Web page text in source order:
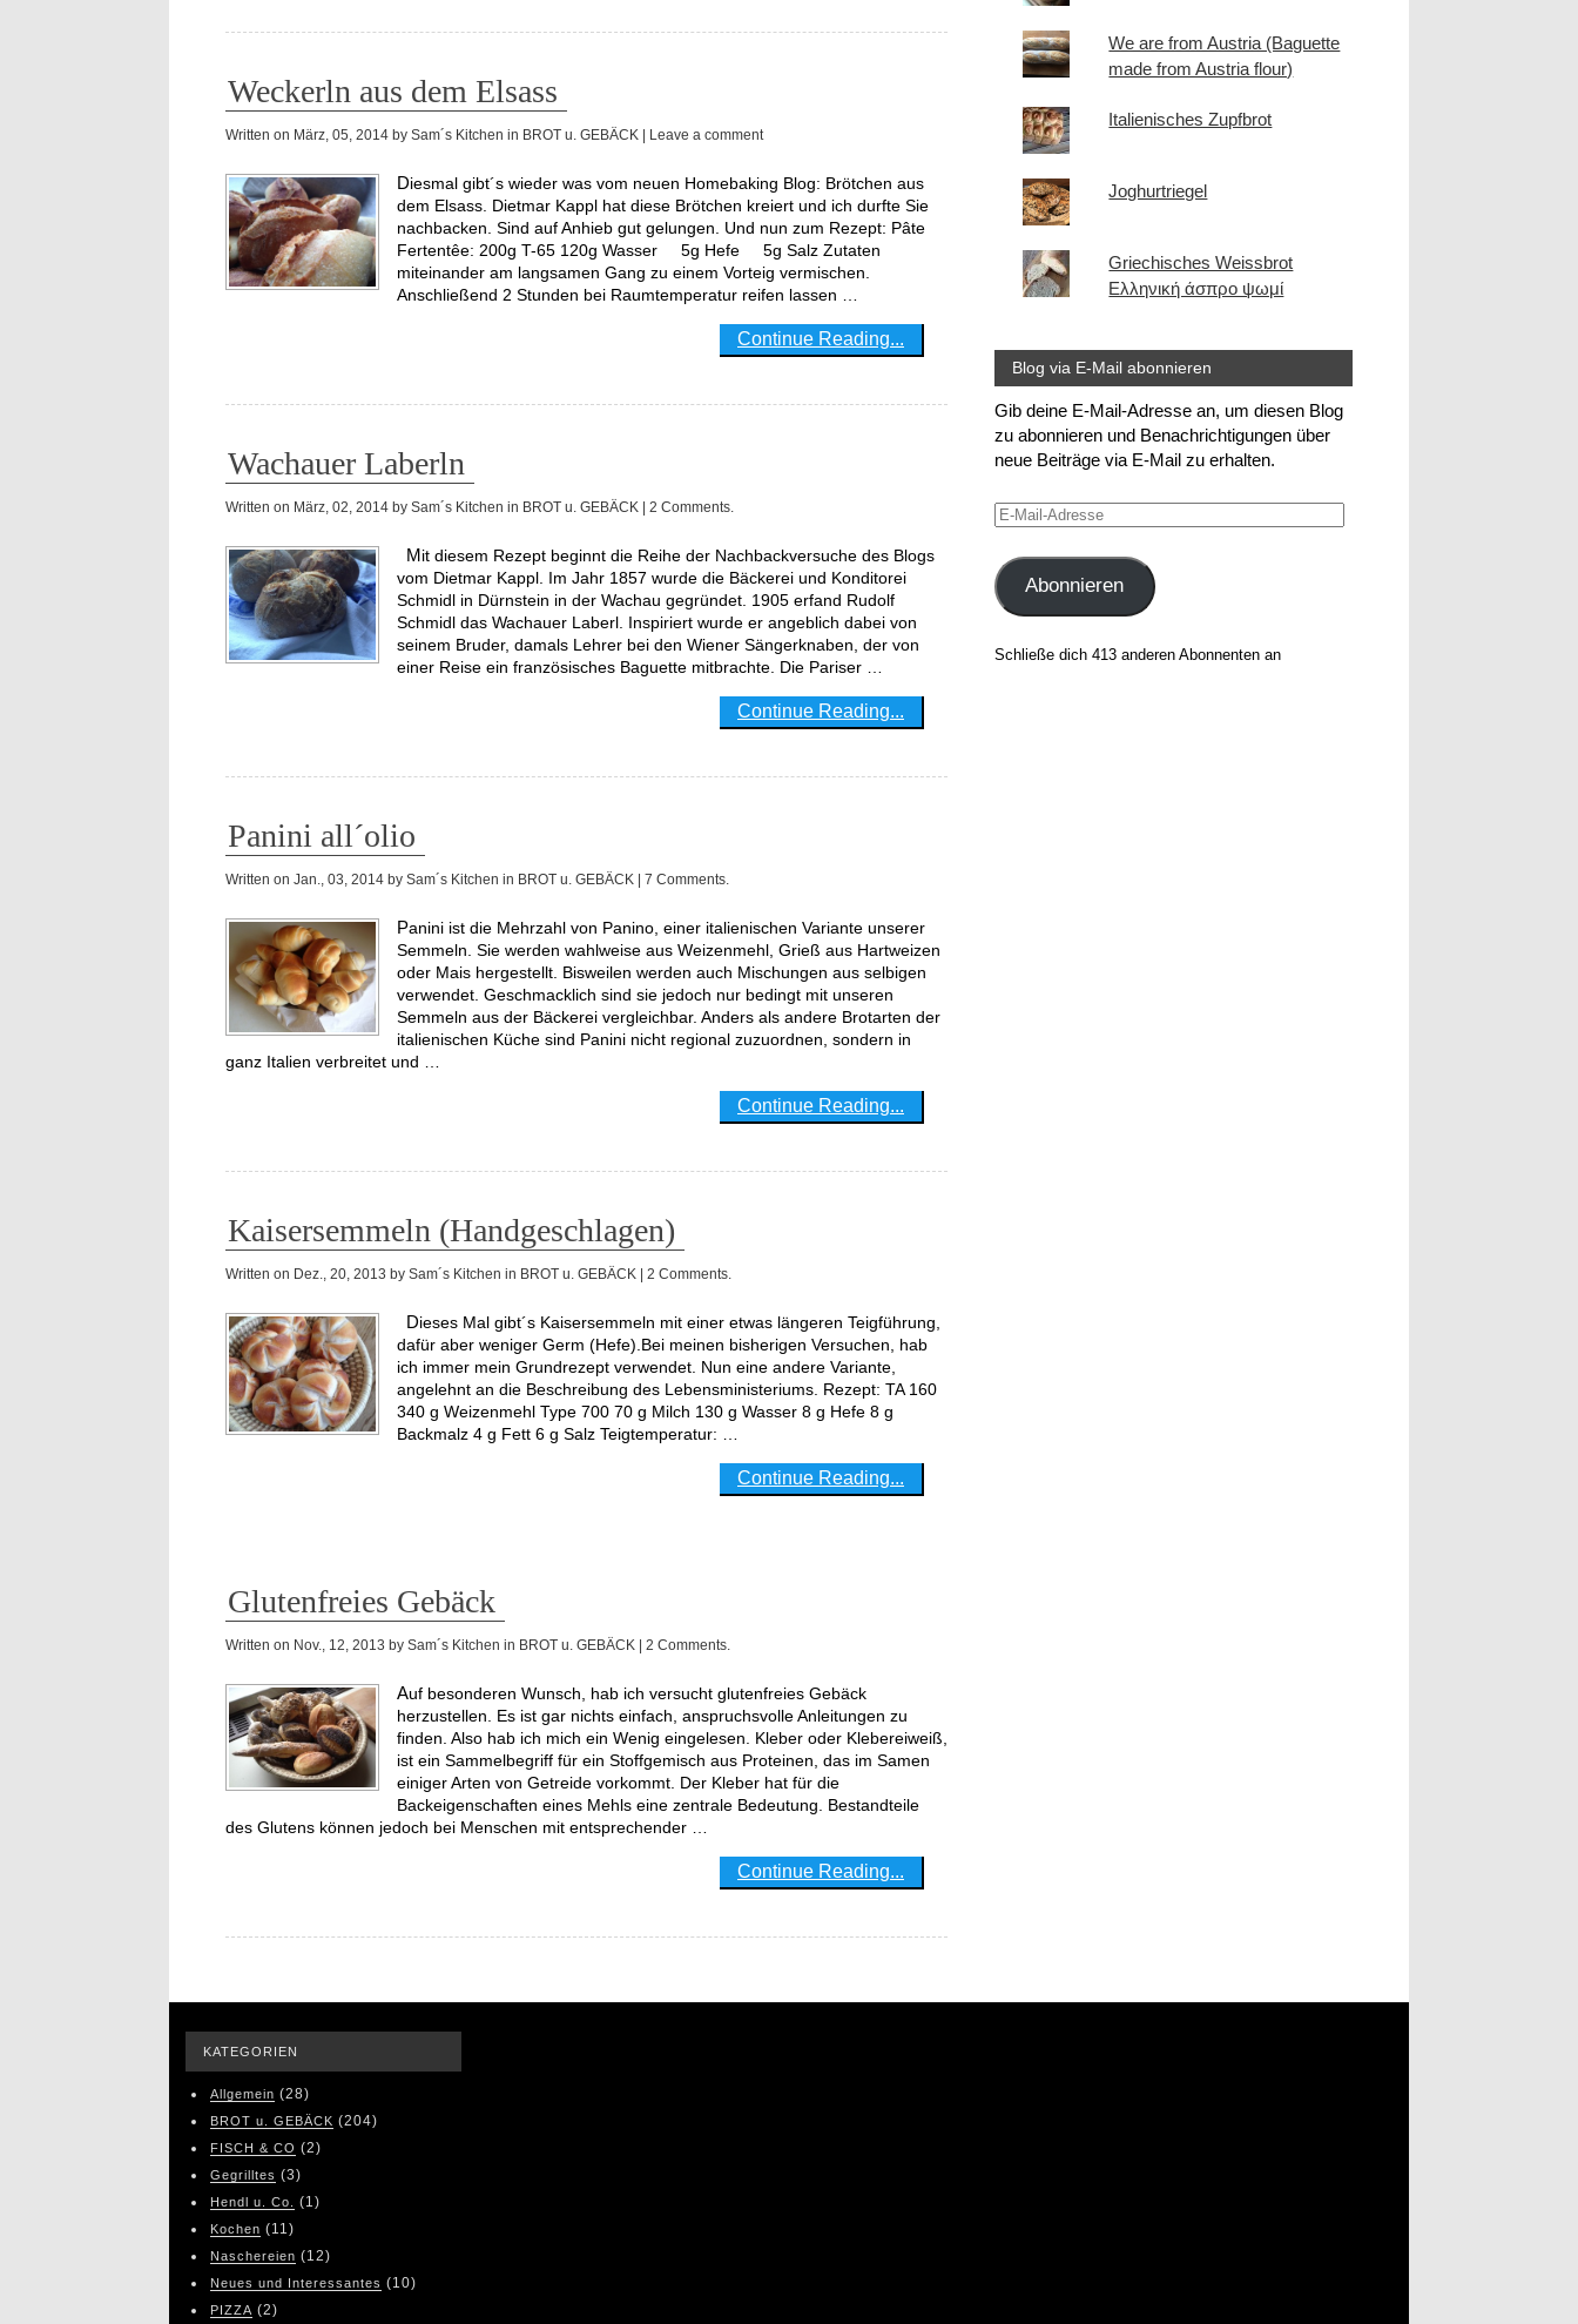
Weckerln aus dem Elsass
Written on März, 05, 2014 by Sam´s Kitchen in BROT u. GEBÄCK | Leave a comment
Diesmal gibt´s wieder was vom neuen Homebaking Blog: Brötchen aus
dem Elsass. Dietmar Kappl hat diese Brötchen kreiert und ich durfte Sie
nachbacken. Sind auf Anhieb gut gelungen. Und nun zum Rezept: Pâte
Fertentêe: 200g T-65 120g Wasser 5g Hefe 5g Salz Zutaten
miteinander am langsamen Gang zu einem Vorteig vermischen.
Anschließend 2 Stunden bei Raumtemperatur reifen lassen …
Continue Reading...
Wachauer Laberln
Written on März, 02, 2014 by Sam´s Kitchen in BROT u. GEBÄCK | 2 Comments.
Mit diesem Rezept beginnt die Reihe der Nachbackversuche des Blogs
vom Dietmar Kappl. Im Jahr 1857 wurde die Bäckerei und Konditorei
Schmidl in Dürnstein in der Wachau gegründet. 1905 erfand Rudolf
Schmidl das Wachauer Laberl. Inspiriert wurde er angeblich dabei von
seinem Bruder, damals Lehrer bei den Wiener Sängerknaben, der von
einer Reise ein französisches Baguette mitbrachte. Die Pariser …
Continue Reading...
Panini all´olio
Written on Jan., 03, 2014 by Sam´s Kitchen in BROT u. GEBÄCK | 7 Comments.
Panini ist die Mehrzahl von Panino, einer italienischen Variante unserer
Semmeln. Sie werden wahlweise aus Weizenmehl, Grieß aus Hartweizen
oder Mais hergestellt. Bisweilen werden auch Mischungen aus selbigen
verwendet. Geschmacklich sind sie jedoch nur bedingt mit unseren
Semmeln aus der Bäckerei vergleichbar. Anders als andere Brotarten der
italienischen Küche sind Panini nicht regional zuzuordnen, sondern in
ganz Italien verbreitet und …
Continue Reading...
Kaisersemmeln (Handgeschlagen)
Written on Dez., 20, 2013 by Sam´s Kitchen in BROT u. GEBÄCK | 2 Comments.
Dieses Mal gibt´s Kaisersemmeln mit einer etwas längeren Teigführung,
dafür aber weniger Germ (Hefe).Bei meinen bisherigen Versuchen, hab
ich immer mein Grundrezept verwendet. Nun eine andere Variante,
angelehnt an die Beschreibung des Lebensministeriums. Rezept: TA 160
340 g Weizenmehl Type 700 70 g Milch 130 g Wasser 8 g Hefe 8 g
Backmalz 4 g Fett 6 g Salz Teigtemperatur: …
Continue Reading...
Glutenfreies Gebäck
Written on Nov., 12, 2013 by Sam´s Kitchen in BROT u. GEBÄCK | 2 Comments.
Auf besonderen Wunsch, hab ich versucht glutenfreies Gebäck
herzustellen. Es ist gar nichts einfach, anspruchsvolle Anleitungen zu
finden. Also hab ich mich ein Wenig eingelesen. Kleber oder Klebereiweiß,
ist ein Sammelbegriff für ein Stoffgemisch aus Proteinen, das im Samen
einiger Arten von Getreide vorkommt. Der Kleber hat für die
Backeigenschaften eines Mehls eine zentrale Bedeutung. Bestandteile
des Glutens können jedoch bei Menschen mit entsprechender …
Continue Reading...
We are from Austria (Baguette
made from Austria flour)
Italienisches Zupfbrot
Joghurtriegel
Griechisches Weissbrot
Ελληνική άσπρο ψωμί
Blog via E-Mail abonnieren
Gib deine E-Mail-Adresse an, um diesen Blog
zu abonnieren und Benachrichtigungen über
neue Beiträge via E-Mail zu erhalten.
E-
Adresse
Abonnieren
Schließe dich 413 anderen Abonnenten an
KATEGORIEN
Allgemein (28)
BROT u. GEBÄCK (204)
FISCH & CO (2)
Gegrilltes (3)
Hendl u. Co. (1)
Kochen (11)
Naschereien (12)
Neues und Interessantes (10)
PIZZA(2)